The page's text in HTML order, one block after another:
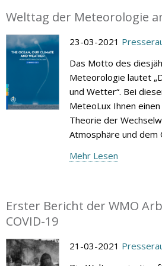
Welttag der Meteorologie
23-03-2021
Das Motto des
Meteorologie lautet
und Wetter“. Bei
MeteoLux Ihnen
Theorie der
Atmosphäre und dem
Mehr Lesen
Erster Bericht der WMO
COVID-19
21-03-2021